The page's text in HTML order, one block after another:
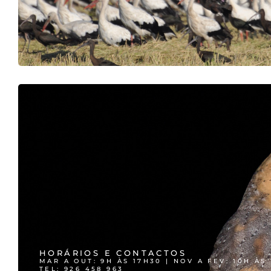
HORÁRIOS E CONTACTOS
MAR A OUT: 9H ÀS 17H30 | NOV A FEV: 10H ÀS
TEL: 926 458 963